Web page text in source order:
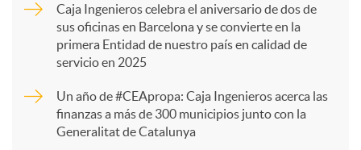
t
Caja Ingenieros celebra el aniversario de dos de
sus oficinas en Barcelona y se convierte en la
primera Entidad de nuestro país en calidad de
servicio en 2025
Un año de #CEApropa: Caja Ingenieros acerca las
finanzas a más de 300 municipios junto con la
Generalitat de Catalunya